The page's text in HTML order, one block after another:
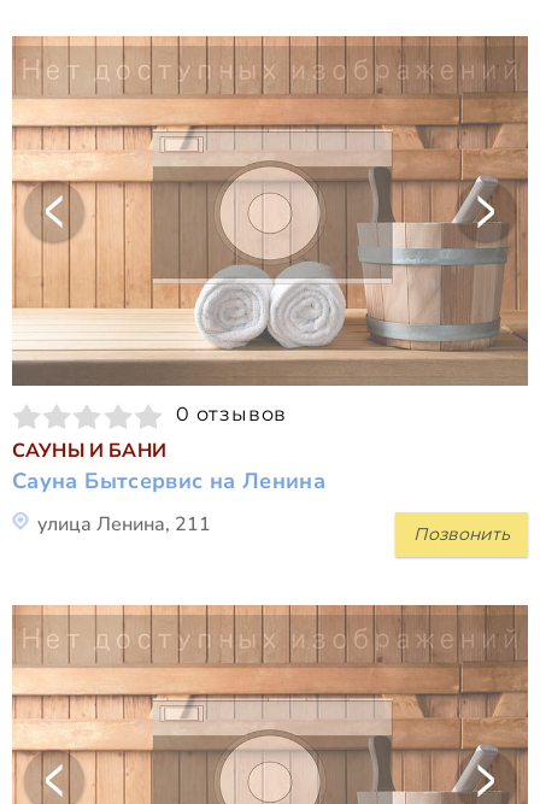
0 отзывов
САУНЫ И БАНИ
Сауна Бытсервис на Ленина
Позвонить
улица Ленина, 211